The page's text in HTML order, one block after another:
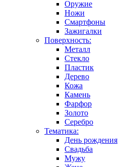
Оружие
Ножи
Смартфоны
Зажигалки
Поверхность:
Металл
Стекло
Пластик
Дерево
Кожа
Камень
Фарфор
Золото
Серебро
Тематика:
День рождения
Свадьба
Мужу